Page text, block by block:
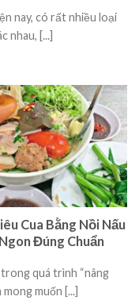
nay, có rất nhiều loại
nhau, [...]
Cua Bằng Nồi Nấu
Đúng Chuẩn
quá trình “nâng
muốn [...]